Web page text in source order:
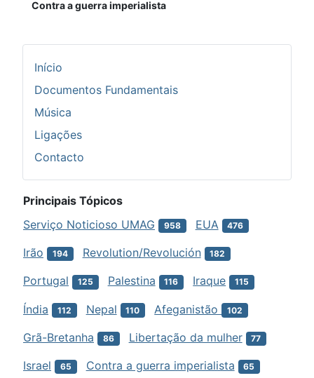
Contra a guerra imperialista
Início
Documentos Fundamentais
Música
Ligações
Contacto
Principais Tópicos
Serviço Noticioso UMAG
958 EUA 476
Irão 194 Revolution/Revolución 182
Portugal 125 Palestina 116 Iraque 115
Índia 112 Nepal 110 Afeganistão 102
Grã-Bretanha 86 Libertação da mulher 77
Israel 65 Contra a guerra imperialista 65